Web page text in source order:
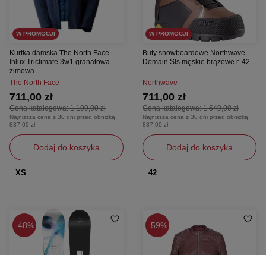
W PROMOCJI
Kurtka damska The North Face
Inlux Triclimate 3w1 granatowa
zimowa
The North Face
Cena katalogowa:1 199,00 zł
711,00 zł
Najniższa cena z 30 dni przed obniżką:
837,00 zł
Dodaj do koszyka
XS
W PROMOCJI
Buty snowboardowe Northwave
Domain Sls męskie brązowe r. 42
Northwave
Cena katalogowa:1 549,00 zł
711,00 zł
Najniższa cena z 30 dni przed obniżką:
837,00 zł
Dodaj do koszyka
42
48% 59%